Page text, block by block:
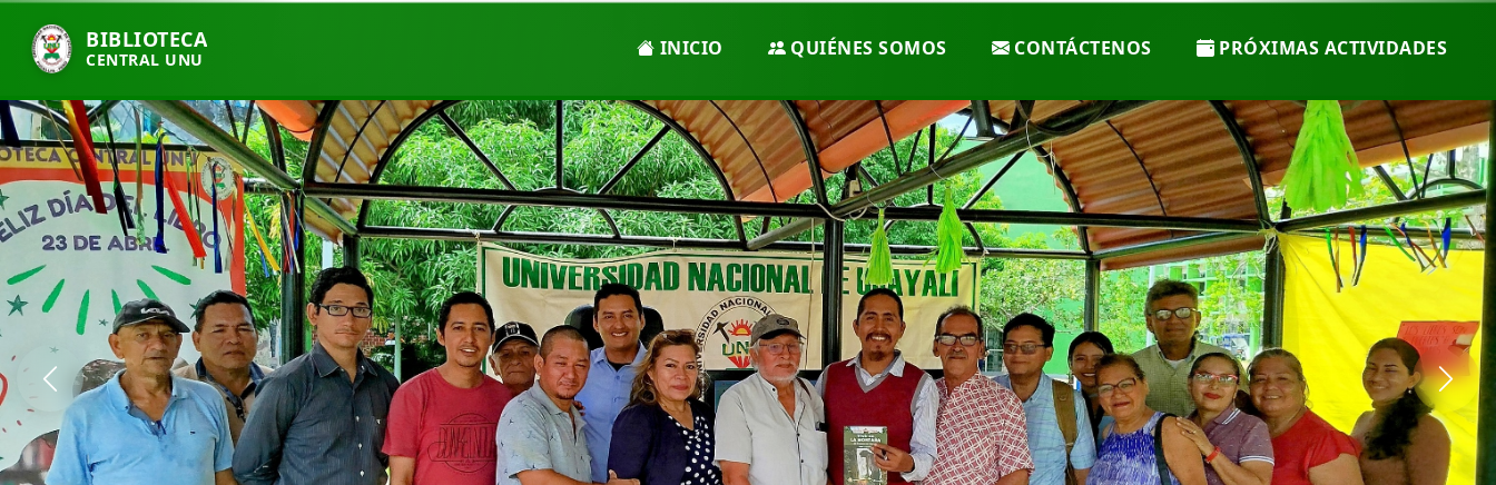
BIBLIOTECA
CENTRAL UNU INICIO QUIÉNES SOMOS CONTÁCTENOS PRÓXIMAS ACTIVIDADES